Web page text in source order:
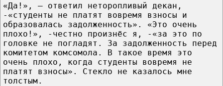
«Да!», — ответил неторопливый декан,
-«студенты не платят вовремя взносы и
образовалась задолженность». «Это очень
плохо!», -честно произнёс я, -«за это по
головке не погладят. За задолженность перед
комитетом комсомола. В такое время это
очень плохо, когда студенты вовремя не
платят взносы». Стекло не казалось мне
толстым.